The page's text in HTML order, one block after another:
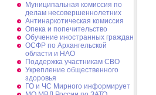
Муниципальная комиссия по
делам несовершеннолетних
Антинаркотическая комиссия
Опека и попечительство
Обучение иностранных граждан
ОСФР по Архангельской
области и НАО
Поддержка участникам СВО
Укрепление общественного
здоровья
ГО и ЧС Мирного информирует